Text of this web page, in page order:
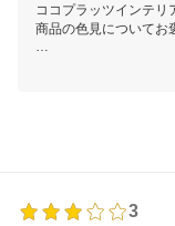
ココプラッツインテリ
商品の色見についてお
またお母様の大切な
とてもこだわった商
で、入荷しましたら、
3